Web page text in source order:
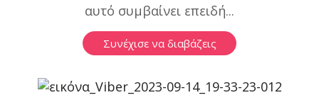
αυτό συμβαίνει επειδή...
Συνέχισε να διαβάζεις